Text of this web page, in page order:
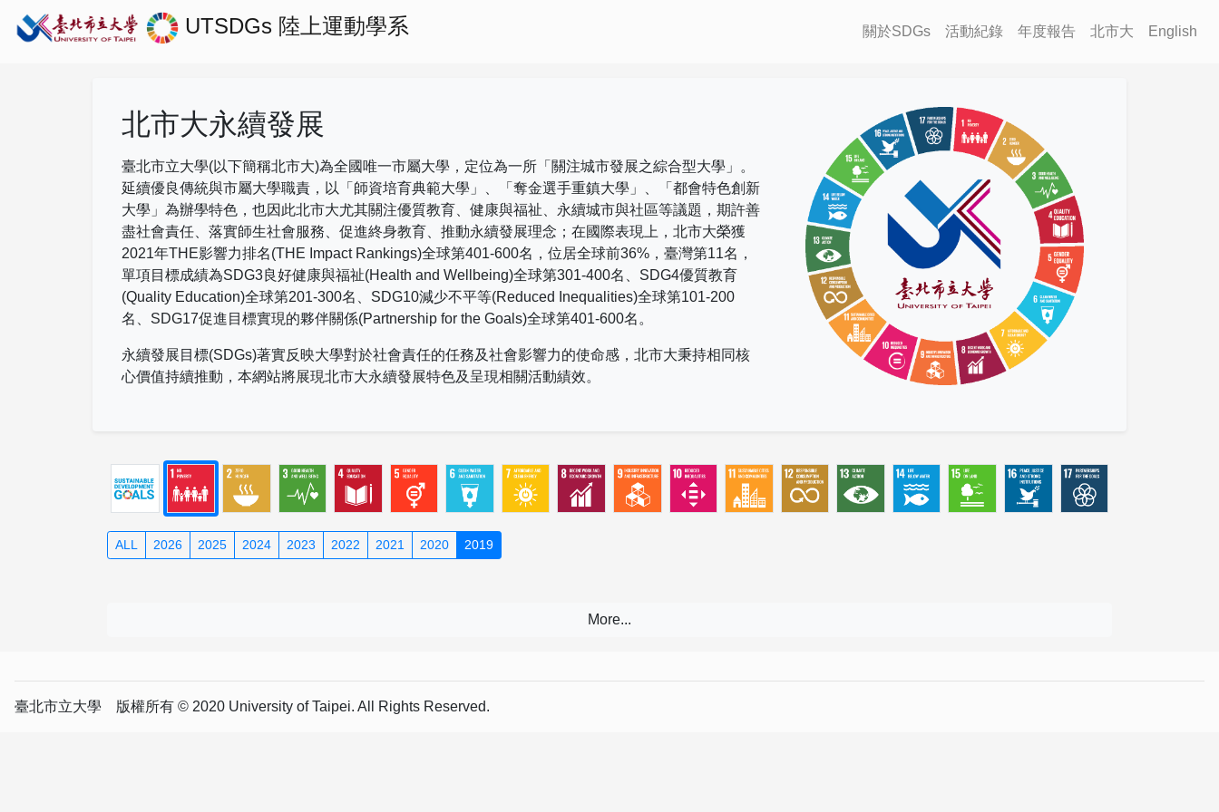
UTSDGs 陸上運動學系 關於SDGs 活動紀錄 年度報告 北市大 English
北市大永續發展
臺北市立大學(以下簡稱北市大)為全國唯一市屬大學，定位為一所「關注城市發展之綜合型大學」。
延續優良傳統與市屬大學職責，以「師資培育典範大學」、「奪金選手重鎮大學」、「都會特色創新
大學」為辦學特色，也因此北市大尤其關注優質教育、健康與福祉、永續城市與社區等議題，期許善
盡社會責任、落實師生社會服務、促進終身教育、推動永續發展理念；在國際表現上， 北市大榮獲
2021年THE影響力排名(THE Impact Rankings)全球第401-600名，位居全球前36% ，臺灣第11名，
單項目標成績為SDG3良好健康與福祉(Health and Wellbeing)全球第301-400名、 SDG4優質教育
(Quality Education)全球第201-300名、 SDG10減少不平等(Reduced Inequalities)全球第101-200
名、 SDG17促進目標實現的夥伴關係(Partnership for the Goals)全球第401-600名。
永續發展目標(SDGs)著實反映大學對於社會責任的任務及社會影響力的使命感，北市大秉持相同核
心價值持續推動，本網站將展現北市大永續發展特色及呈現相關活動績效。
ALL 2026 2025 2024 2023 2022 2021 2020 2019
臺北市立大學 版權所有 © 2020 University of Taipei. All Rights Reserved.